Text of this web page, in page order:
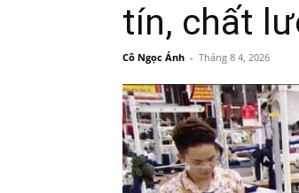
tín, chất
Cô Ngọc Ánh - Tháng 8 4, 2026